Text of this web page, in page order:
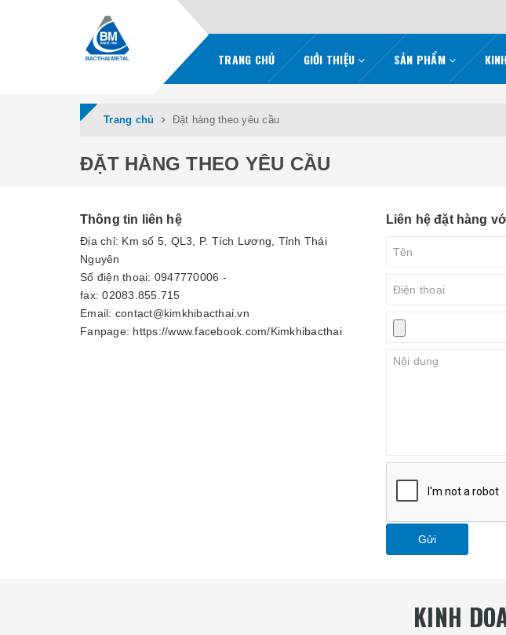
TRANG CHỦ GIỚI THIỆU SẢN PHẨM
Trang chủ Đặt hàng theo yêu cầu
ĐẶT HÀNG THEO YÊU CẦU
Thông tin liên hệ
Địa chỉ: Km số 5, QL3, P. Tích Lương, Tỉnh Thái
Nguyên
Số điện thoại: 0947770006 -
fax: 02083.855.715
Email: contact@kimkhibacthai.vn
Fanpage: https://www.facebook.com/Kimkhibacthai
Liên hệ đặt hàng
Gửi
KINH